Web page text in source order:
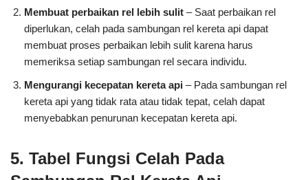
Membuat perbaikan rel lebih sulit – Saat perbaikan rel
diperlukan, celah pada sambungan rel kereta api dapat
membuat proses perbaikan lebih sulit karena harus
memeriksa setiap sambungan rel secara individu.
Mengurangi kecepatan kereta api – Pada sambungan rel
kereta api yang tidak rata atau tidak tepat, celah dapat
menyebabkan penurunan kecepatan kereta api.
5. Tabel Fungsi Celah Pada